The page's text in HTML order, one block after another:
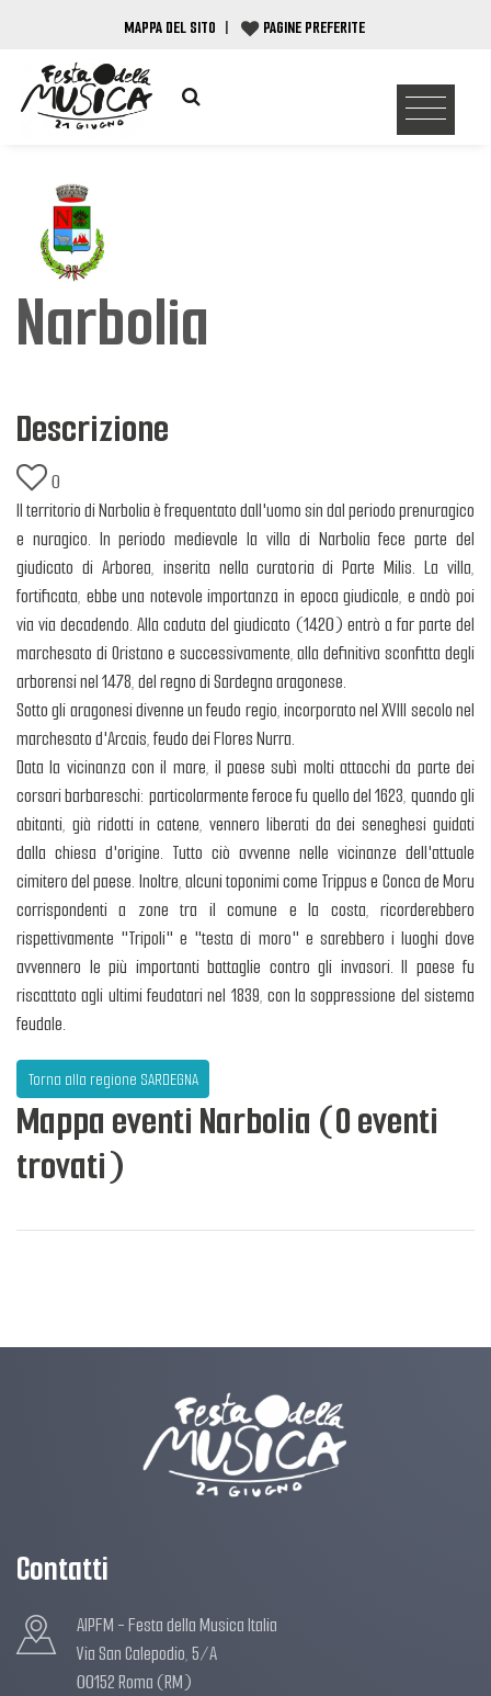
MAPPA DEL SITO | PAGINE PREFERITE
Narbolia
Descrizione
0
Il territorio di Narbolia è frequentato dall'uomo sin dal periodo prenuragico
e nuragico. In periodo medievale la villa di Narbolia fece parte del
giudicato di Arborea, inserita nella curatoria di Parte Milis. La villa,
fortificata, ebbe una notevole importanza in epoca giudicale, e andò poi
via via decadendo. Alla caduta del giudicato (1420) entrò a far parte del
marchesato di Oristano e successivamente, alla definitiva sconfitta degli
arborensi nel 1478, del regno di Sardegna aragonese.
Sotto gli aragonesi divenne un feudo regio, incorporato nel XVIII secolo nel
marchesato d'Arcais, feudo dei Flores Nurra.
Data la vicinanza con il mare, il paese subì molti attacchi da parte dei
corsari barbareschi: particolarmente feroce fu quello del 1623, quando gli
abitanti, già ridotti in catene, vennero liberati da dei seneghesi guidati
dalla chiesa d'origine. Tutto ciò avvenne nelle vicinanze dell'attuale
cimitero del paese. Inoltre, alcuni toponimi come Trippus e Conca de Moru
corrispondenti a zone tra il comune e la costa, ricorderebbero
rispettivamente "Tripoli" e "testa di moro" e sarebbero i luoghi dove
avvennero le più importanti battaglie contro gli invasori. Il paese fu
riscattato agli ultimi feudatari nel 1839, con la soppressione del sistema
feudale.
Torna alla regione SARDEGNA
Mappa eventi Narbolia (0 eventi
trovati)
Contatti
AIPFM - Festa della Musica Italia
Via San Calepodio, 5/A
00152 Roma (RM)